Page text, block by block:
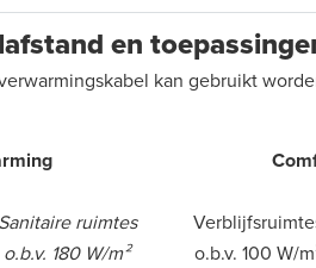
en
kan gebruikt
Sanitaire ruimtes
o.b.v. 180 W/m²
o.b.v. 100 W/